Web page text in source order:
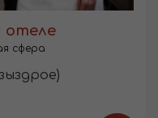
отеле
сфера